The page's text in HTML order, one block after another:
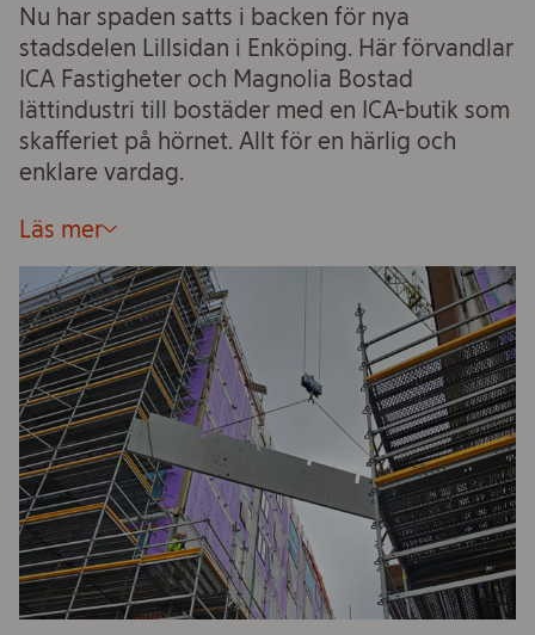
Nu har spaden satts i backen för nya
stadsdelen Lillsidan i Enköping. Här förvandlar
ICA Fastigheter och Magnolia Bostad
lättindustri till bostäder med en ICA-butik som
skafferiet på hörnet. Allt för en härlig och
enklare vardag.
Läs mer